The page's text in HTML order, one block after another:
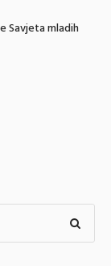
Savjeta mladih